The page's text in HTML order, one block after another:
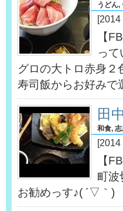
うどん,
[2014
【
っ
グロの大トロ赤身２
寿司飯からお好みで
田
和食,
[2014
【
町波
お勧めっす♪( ´▽｀)